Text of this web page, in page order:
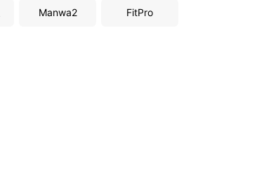
Manwa2 FitPro